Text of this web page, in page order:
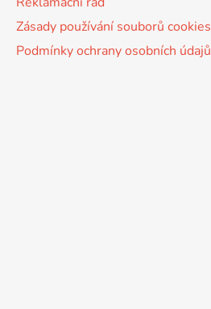
Zásady používání souborů cookies
Podmínky ochrany osobních údajů